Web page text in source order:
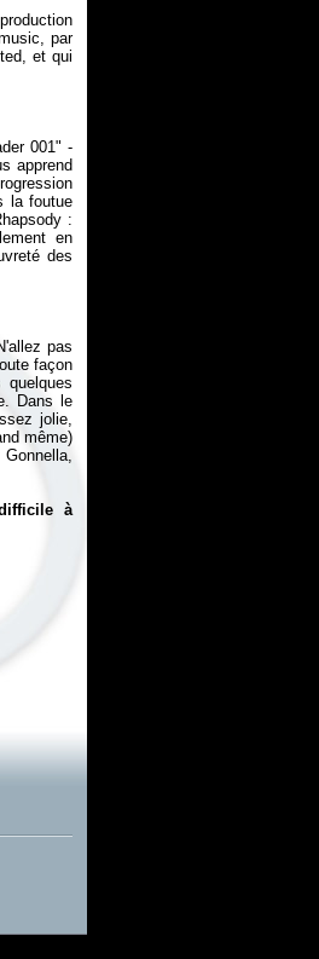
par
et qui
001" -
apprend
la foutue
:
en
des
pas
façon
Dans le
jolie,
même)
à